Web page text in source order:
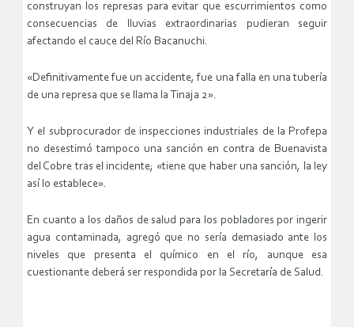
construyan los represas para evitar que escurrimientos como
consecuencias de lluvias extraordinarias pudieran seguir
afectando el cauce del Río Bacanuchi.
«Definitivamente fue un accidente, fue una falla en una tubería
de una represa que se llama la Tinaja 2».
Y el subprocurador de inspecciones industriales de la Profepa
no desestimó tampoco una sanción en contra de Buenavista
del Cobre tras el incidente; «tiene que haber una sanción, la ley
así lo establece».
En cuanto a los daños de salud para los pobladores por ingerir
agua contaminada, agregó que no sería demasiado ante los
niveles que presenta el químico en el río, aunque esa
cuestionante deberá ser respondida por la Secretaría de Salud.